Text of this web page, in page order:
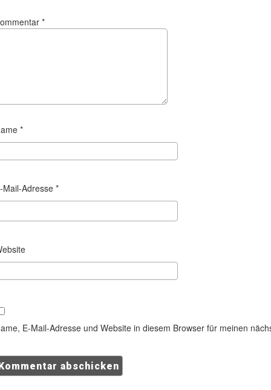
*
*
Mail-Adresse*
E-Mail-Adresse und Website in diesem Browser für meinen